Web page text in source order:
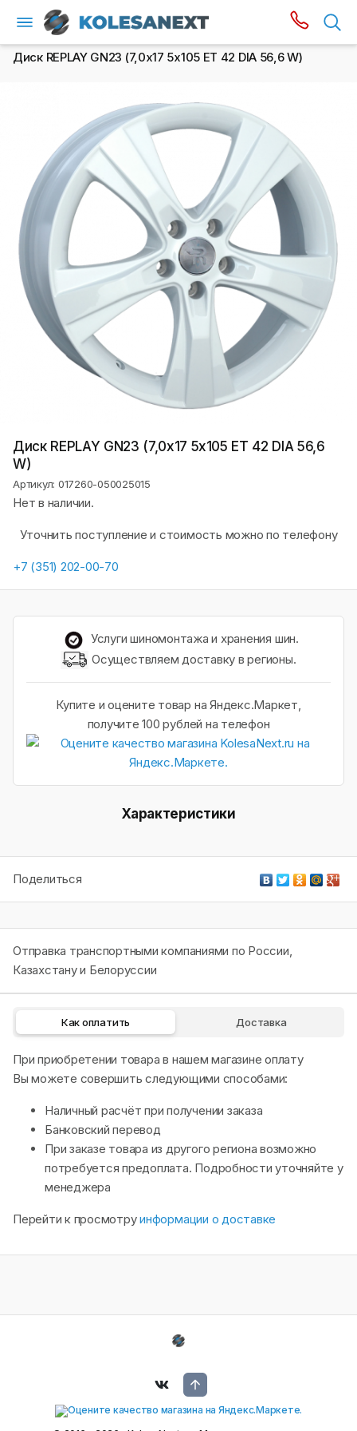
Диск REPLAY GN23 (7,0х17 5x105 ET 42 DIA 56,6 W)
Диск REPLAY GN23 (7,0х17 5x105 ET 42 DIA 56,6
W)
Артикул: 017260-050025015
Нет в наличии.
Уточнить поступление и стоимость можно по телефону
+7 (351) 202-00-70
Услуги шиномонтажа и хранения шин.
Осуществляем доставку в регионы.
Купите и оцените товар на Яндекс.Маркет,
получите 100 рублей на телефон
Характеристики
Поделиться
Отправка транспортными компаниями по России,
Казахстану и Белоруссии
Как оплатить Доставка
При приобретении товара в нашем магазине оплату
Вы можете совершить следующими способами:
Наличный расчёт при получении заказа
Банковский перевод
При заказе товара из другого региона возможно
потребуется предоплата. Подробности уточняйте у
менеджера
Перейти к просмотруинформации о доставке